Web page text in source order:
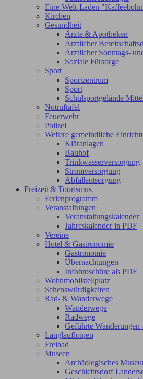
Eine-Welt-Laden
Kirchen
Gesundheit
Ärzte & Apotheken
Ärztlicher
Ärztlicher Sonntags-
Soziale Fürsorge
Sport
Sportzentrum
Sport
Schulsportgelände
Notruftafel
Feuerwehr
Polizei
Weitere gemeindliche
Kläranlagen
Bauhof
Trinkwasserversorgung
Stromversorgung
Abfallentsorgung
Freizeit & Tourismus
Ferienprogramm
Veranstaltungen
Veranstaltungskalender
Jahreskalender in PDF
Vereine
Hotel & Gastronomie
Gastronomie
Übernachtungen
Infobroschüre als PDF
Wohnmobilstellplatz
Sehenswürdigkeiten
Rad- & Wanderwege
Wanderwege
Radwege
Geführte Wanderungen
Langlaufloipen
Freibad
Museen
Archäologisches
Geschichtsdorf